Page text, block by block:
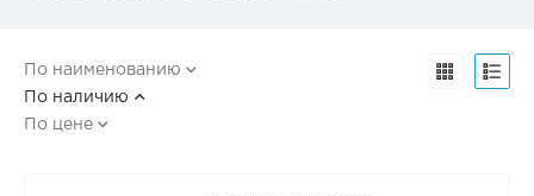
По наименованию
По наличию
По цене